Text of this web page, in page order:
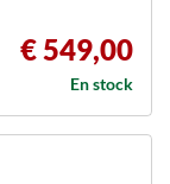
€ 549,00
En stock